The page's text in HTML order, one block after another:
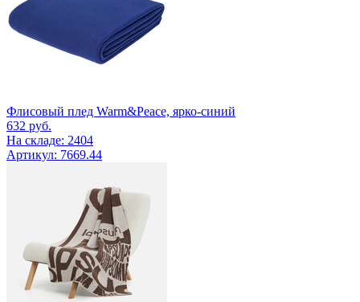
Флисовый плед Warm&Peace, ярко-синий
632 руб.
На складе: 2404
Артикул: 7669.44